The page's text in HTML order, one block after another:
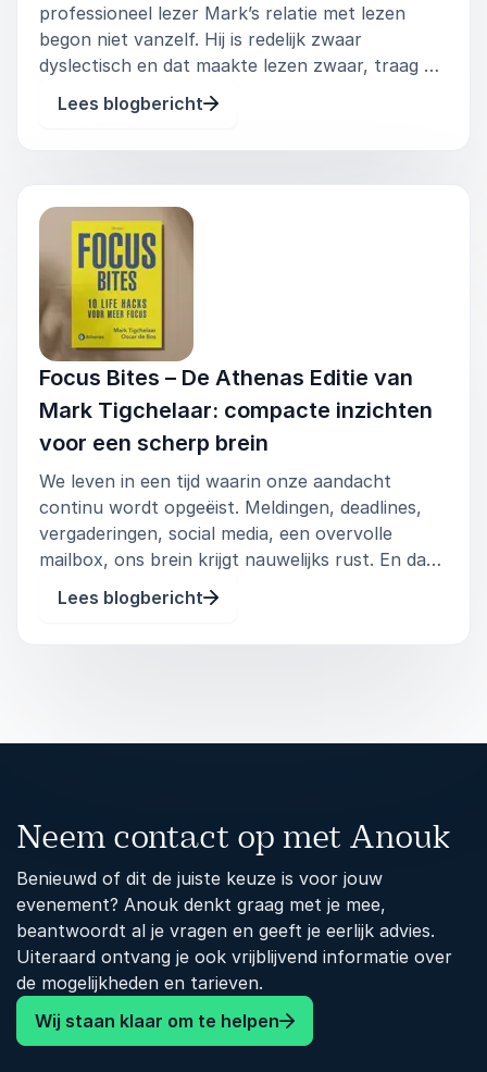
professioneel lezer Mark’s relatie met lezen
begon niet vanzelf. Hij is redelijk zwaar
dyslectisch en dat maakte lezen zwaar, traag en
frustrerend. Lezen voelde als een verplichting,
niet als plezier. Toch besefte hij vroeg dat lezen
Lees blogbericht
Focus Bites – De Athenas Editie van
Mark Tigchelaar: compacte inzichten
voor een scherp brein
We leven in een tijd waarin onze aandacht
continu wordt opgeëist. Meldingen, deadlines,
vergaderingen, social media, een overvolle
mailbox, ons brein krijgt nauwelijks rust. En dat
terwijl focus dé sleutel is tot rust, effectiviteit
en voldoening in ons werk. Mark Tigchelaar,
Lees blogbericht
Neem contact op met Anouk
Benieuwd of dit de juiste keuze is voor jouw
evenement? Anouk denkt graag met je mee,
beantwoordt al je vragen en geeft je eerlijk advies.
Uiteraard ontvang je ook vrijblijvend informatie over
de mogelijkheden en tarieven.
Wij staan klaar om te helpen